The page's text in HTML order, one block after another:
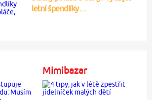
letní špendlíky…
Mimibazar